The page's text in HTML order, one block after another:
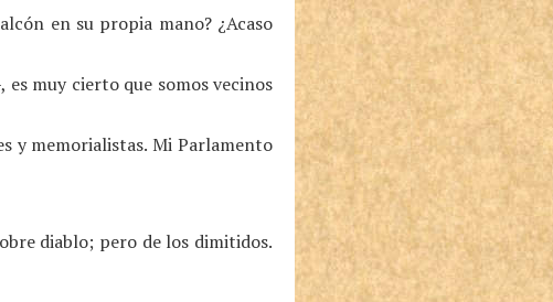
en su propia mano? ¿Acaso
muy cierto que somos vecinos
y memorialistas. Mi Parlamento
diablo; pero de los dimitidos.